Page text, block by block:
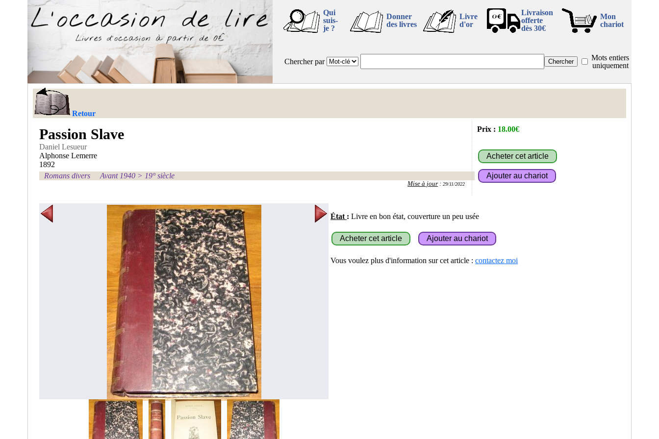
Qui
suis-
je ?
Donner
des livres
Livre
d'or
Livraison
offerte
dès 30€
Mon
chariot
Chercher par
Mots entiers
uniquement
Retour
Passion Slave
Daniel Lesueur
Alphonse Lemerre
1892
Romans divers
Avant 1940 > 19° siècle
Mise à jour :29/11/2022
Prix : 18.00€
État : Livre en bon état, couverture un peu usée
Vous voulez plus d'information sur cet article :contactez moi